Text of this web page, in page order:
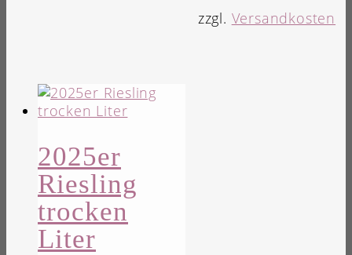
zzgl. Versandkosten
2025er
Riesling
trocken
Liter